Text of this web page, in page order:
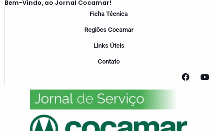
Bem-Vindo, ao Jornal Cocamar!
Ficha Técnica
Regiões Cocamar
Links Úteis
Contato